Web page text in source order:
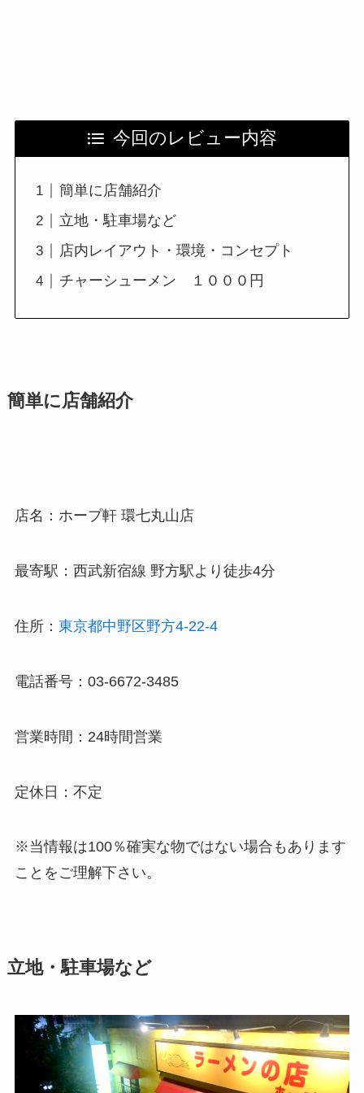
今回のレビュー内容
簡単に店舗紹介
立地・駐車場など
店内レイアウト・環境・コンセプト
チャーシューメン １０００円
簡単に店舗紹介
店名：ホープ軒 環七丸山店
最寄駅：西武新宿線 野方駅より徒歩4分
住所： 東京都中野区野方4-22-4
電話番号：03-6672-3485
営業時間：24時間営業
定休日：不定
※当情報は100％確実な物ではない場合もあります
ことをご理解下さい。
立地・駐車場など